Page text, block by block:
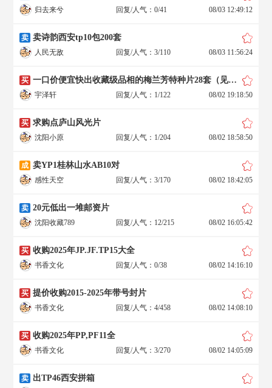
归去来兮 回复/人气：0/41 08/03 12:49:12
卖 卖诗韵西安tp10包200套
人民无敌 回复/人气：3/110 08/03 11:56:24
买 一口价便宜快出收藏级品相的梅兰芳特种片28套（见图）
宇泽轩 回复/人气：1/122 08/02 19:18:50
买 求购点庐山风光片
沈阳小原 回复/人气：1/204 08/02 18:58:50
成 卖YP1桂林山水AB10对
感性天空 回复/人气：3/170 08/02 18:42:05
卖 20元低出一堆邮资片
沈阳收藏789 回复/人气：12/215 08/02 16:05:42
买 收购2025年JP.JF.TP15大全
书香文化 回复/人气：0/38 08/02 14:16:10
买 提价收购2015-2025年带号封片
书香文化 回复/人气：4/458 08/02 14:08:10
买 收购2025年PP,PF11全
书香文化 回复/人气：3/270 08/02 14:05:09
卖 出TP46西安拼箱